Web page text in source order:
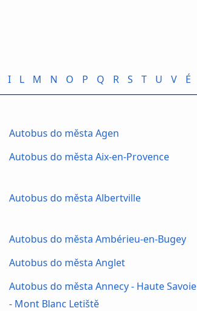
I L M N O P Q R S T U V É
Autobus do města Agen
Autobus do města Aix-en-Provence
Autobus do města Albertville
Autobus do města Ambérieu-en-Bugey
Autobus do města Anglet
Autobus do města Annecy - Haute Savoie
- Mont Blanc Letiště